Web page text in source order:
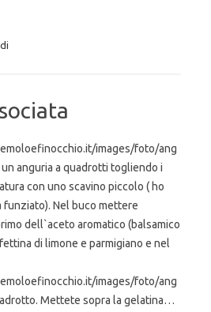
images/foto/ang
anguria a quadrotti togliendo i
con uno scavino piccolo ( ho
Nel buco mettere
dell`aceto aromatico (balsamico
di limone e parmigiano e nel
images/foto/ang
Mettete sopra la gelatina…